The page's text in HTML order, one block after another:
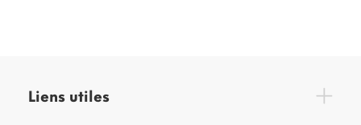
Liens utiles